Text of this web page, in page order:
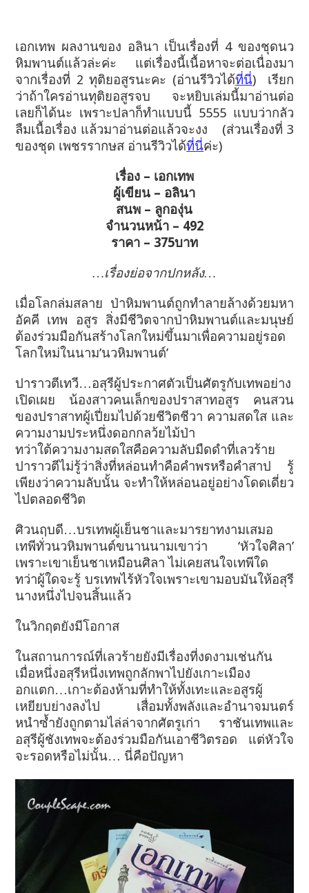
เอกเทพ ผลงานของ อลินา เป็นเรื่องที่ 4 ของชุดนว
หิมพานต์แล้วล่ะค่ะ แต่เรื่องนี้เนื้อหาจะต่อเนื่องมา
จากเรื่องที่ 2 ทุติยอสูรนะคะ (อ่านรีวิวได้ที่นี่) เรียก
ว่าถ้าใครอ่านทุติยอสูรจบ จะหยิบเล่มนี้มาอ่านต่อ
เลยก็ได้นะ เพราะปลาก็ทำแบบนี้ 5555 แบบว่ากลัว
ลืมเนื้อเรื่อง แล้วมาอ่านต่อแล้วจะงง (ส่วนเรื่องที่ 3
ของชุด เพชรรากษส อ่านรีวิวได้ที่นี่ค่ะ)
เรื่อง – เอกเทพ
ผู้เขียน – อลินา
สนพ – ลูกองุ่น
จำนวนหน้า – 492
ราคา – 375บาท
…เรื่องย่อจากปกหลัง…
เมื่อโลกล่มสลาย ป่าหิมพานต์ถูกทำลายล้างด้วยมหา
อัคคี เทพ อสูร สิ่งมีชีวิตจากป่าหิมพานต์และมนุษย์
ต้องร่วมมือกันสร้างโลกใหม่ขึ้นมาเพื่อความอยู่รอด
โลกใหม่ในนาม’นวหิมพานต์’
ปาราวตีเทวี…อสุรีผู้ประกาศตัวเป็นศัตรูกับเทพอย่าง
เปิดเผย น้องสาวคนเล็กของปราสาทอสูร คนสวน
ของปราสาทผู้เปี่ยมไปด้วยชีวิตชีวา ความสดใส และ
ความงามประหนึ่งดอกกลว้ยไม้ป่า
ทว่าใต้ความงามสดใสคือความลับมืดดำที่เลวร้าย
ปาราวตีไม่รู้ว่าสิ่งที่หล่อนทำคือคำพรหรือคำสาป รู้
เพียงว่าความลับนั้น จะทำให้หล่อนอยู่อย่างโดดเดี่ยว
ไปตลอดชีวิต
ศิวนฤบดี…บรเทพผู้เย็นชาและมารยาทงามเสมอ
เทพีทั่วนวหิมพานต์ขนานนามเขาว่า ‘หัวใจศิลา’
เพราะเขาเย็นชาเหมือนศิลา ไม่เคยสนใจเทพีใด
ทว่าผู้ใดจะรู้ บรเทพไร้หัวใจเพราะเขามอบมันให้อสุรี
นางหนึ่งไปจนสิ้นแล้ว
ในวิกฤตยังมีโอกาส
ในสถานการณ์ที่เลวร้ายยังมีเรื่องที่งดงามเช่นกัน
เมื่อหนึ่งอสุรีหนึ่งเทพถูกลักพาไปยังเกาะเมือง
อกแตก…เกาะต้องห้ามที่ทำให้ทั้งเทะและอสูรผู้
เหยียบย่างลงไป เสื่อมทั้งพลังและอำนาจมนตร์
หนำซ้ำยังถูกตามไล่ล่าจากศัตรูเก่า ราชันเทพและ
อสุรีผู้ชังเทพจะต้องร่วมมือกันเอาชีวิตรอด แต่หัวใจ
จะรอดหรือไม่นั้น… นี่คือปัญหา